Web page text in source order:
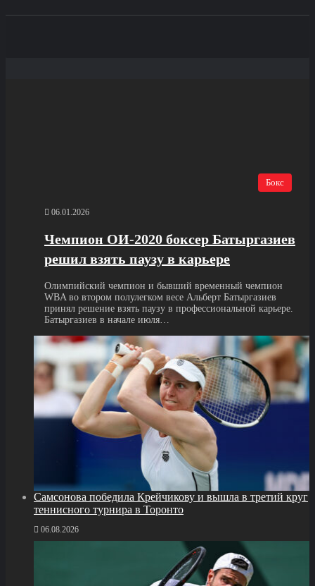
Бокс
06.01.2026
Чемпион ОИ‑2020 боксер Батыргазиев
решил взять паузу в карьере
Олимпийский чемпион и бывший временный чемпион
WBA во втором полулегком весе Альберт Батыргазиев
принял решение взять паузу в профессиональной карьере.
Батыргазиев в начале июля…
Самсонова победила Крейчикову и вышла в третий круг
теннисного турнира в Торонто
06.08.2026